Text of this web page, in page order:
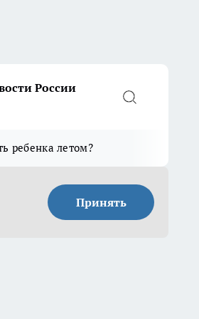
России
ребенка летом?
Принять